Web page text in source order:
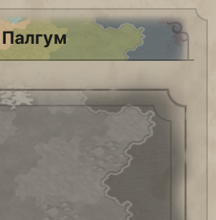
Палгум